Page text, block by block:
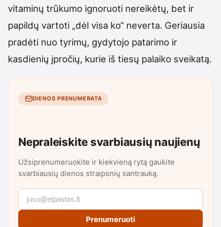
vitaminų trūkumo ignoruoti nereikėtų, bet ir
papildų vartoti „dėl visa ko“ neverta. Geriausia
pradėti nuo tyrimų, gydytojo patarimo ir
kasdienių įpročių, kurie iš tiesų palaiko sveikatą.
DIENOS PRENUMERATA
Nepraleiskite svarbiausių naujienų
Užsiprenumeruokite ir kiekvieną rytą gaukite
svarbiausių dienos straipsnių santrauką.
Prenumeruoti